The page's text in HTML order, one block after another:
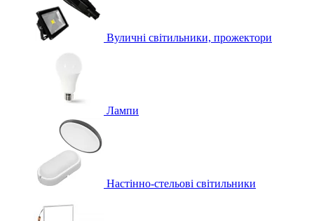
Вуличні світильники, прожектори
Лампи
Настінно-стельові світильники